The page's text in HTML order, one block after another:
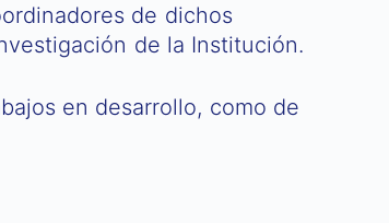
de dichos
de la Institución.
en desarrollo, como de